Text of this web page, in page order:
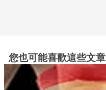
您也可能喜歡這些文章